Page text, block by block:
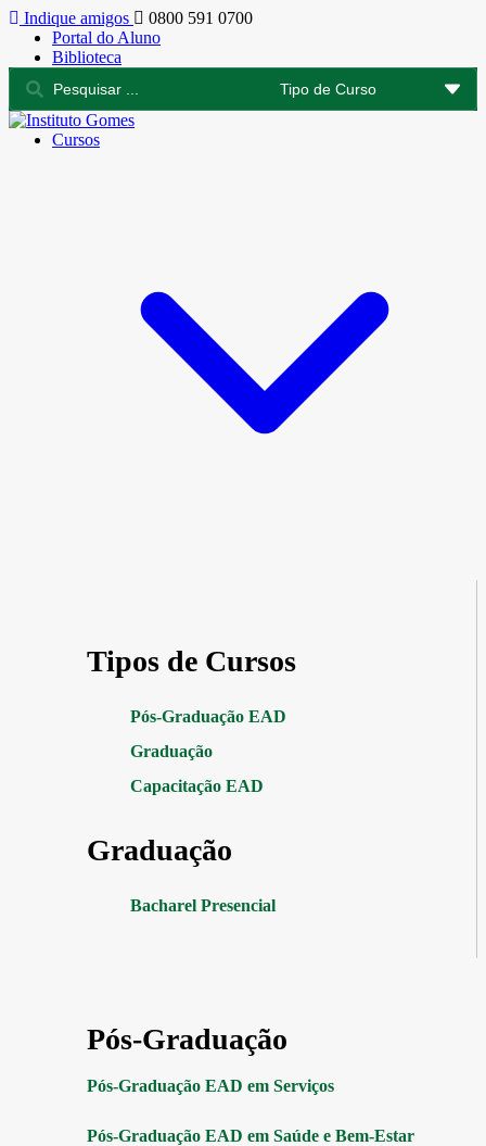
Indique amigos
0800 591 0700
Portal do Aluno
Biblioteca
Cursos
Tipos de Cursos
Pós-Graduação EAD
Graduação
Capacitação EAD
Graduação
Bacharel Presencial
Pós-Graduação
Pós-Graduação EAD em Serviços
Pós-Graduação EAD em Saúde e Bem-Estar